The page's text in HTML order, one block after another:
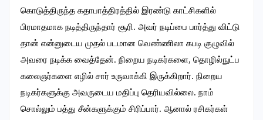
கொடுத்திருந்த கதாபாத்திரத்தில் இரண்டு காட்சிகளில்
பிரமாதமாக நடித்திருந்தார் சூரி. அவர் நடிப்பை பார்த்து விட்டு
தான் என்னுடைய முதல் படமான வெண்ணிலா கபடி குழுவில்
அவரை நடிக்க வைத்தேன். நிறைய நடிகர்களை, தொழில்நுட்ப
கலைஞர்களை எழில் சார் உருவாக்கி இருக்கிறார். நிறைய
நடிகர்களுக்கு அவருடைய மதிப்பு தெரியவில்லை. நாம்
சொல்லும் பத்து சீன்களுக்கும் சிரிப்பார். ஆனால் ரசிகர்கள்